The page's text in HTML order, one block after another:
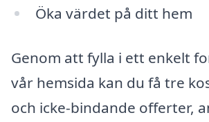
Öka värdet på ditt hem
Genom att fylla i ett enkelt
vår hemsida kan du få tre
och icke-bindande offerter,